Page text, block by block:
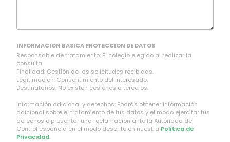
INFORMACION BASICA PROTECCION DE DATOS
Responsable de tratamiento: El colegio elegido al realizar la
consulta.
Finalidad: Gestión de las solicitudes recibidas.
Legitimación: Consentimiento del interesado.
Destinatarios: No existen cesiones a terceros.
Información adicional y derechos: Podrás obtener información
adicional sobre el tratamiento de tus datos y el modo ejercitar tus
derechos o presentar una reclamación ante la Autoridad de
Control española en el modo descrito en nuestra Política de
Privacidad.